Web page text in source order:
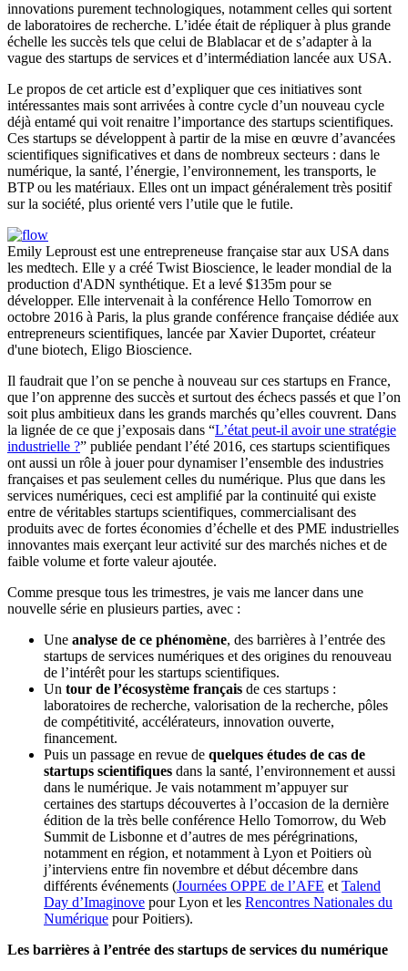
innovations purement technologiques, notamment celles qui sortent
de laboratoires de recherche. L’idée était de répliquer à plus grande
échelle les succès tels que celui de Blablacar et de s’adapter à la
vague des startups de services et d’intermédiation lancée aux USA.
Le propos de cet article est d’expliquer que ces initiatives sont
intéressantes mais sont arrivées à contre cycle d’un nouveau cycle
déjà entamé qui voit renaitre l’importance des startups scientifiques.
Ces startups se développent à partir de la mise en œuvre d’avancées
scientifiques significatives et dans de nombreux secteurs : dans le
numérique, la santé, l’énergie, l’environnement, les transports, le
BTP ou les matériaux. Elles ont un impact généralement très positif
sur la société, plus orienté vers l’utile que le futile.
Emily Leproust est une entrepreneuse française star aux USA dans
les medtech. Elle y a créé Twist Bioscience, le leader mondial de la
production d'ADN synthétique. Et a levé $135m pour se
développer. Elle intervenait à la conférence Hello Tomorrow en
octobre 2016 à Paris, la plus grande conférence française dédiée aux
entrepreneurs scientifiques, lancée par Xavier Duportet, créateur
d'une biotech, Eligo Bioscience.
Il faudrait que l’on se penche à nouveau sur ces startups en France,
que l’on apprenne des succès et surtout des échecs passés et que l’on
soit plus ambitieux dans les grands marchés qu’elles couvrent. Dans
la lignée de ce que j’exposais dans “L’état peut-il avoir une stratégie
industrielle ?” publiée pendant l’été 2016, ces startups scientifiques
ont aussi un rôle à jouer pour dynamiser l’ensemble des industries
françaises et pas seulement celles du numérique. Plus que dans les
services numériques, ceci est amplifié par la continuité qui existe
entre de véritables startups scientifiques, commercialisant des
produits avec de fortes économies d’échelle et des PME industrielles
innovantes mais exerçant leur activité sur des marchés niches et de
faible volume et forte valeur ajoutée.
Comme presque tous les trimestres, je vais me lancer dans une
nouvelle série en plusieurs parties, avec :
Une analyse de ce phénomène, des barrières à l’entrée des
startups de services numériques et des origines du renouveau
de l’intérêt pour les startups scientifiques.
Un tour de l’écosystème français de ces startups :
laboratoires de recherche, valorisation de la recherche, pôles
de compétitivité, accélérateurs, innovation ouverte,
financement.
Puis un passage en revue de quelques études de cas de
startups scientifiques dans la santé, l’environnement et aussi
dans le numérique. Je vais notamment m’appuyer sur
certaines des startups découvertes à l’occasion de la dernière
édition de la très belle conférence Hello Tomorrow, du Web
Summit de Lisbonne et d’autres de mes pérégrinations,
notamment en région, et notamment à Lyon et Poitiers où
j’interviens entre fin novembre et début décembre dans
différents événements (Journées OPPE de l’AFE et Talend
Day d’Imaginove pour Lyon et les Rencontres Nationales du
Numérique pour Poitiers).
Les barrières à l’entrée des startups de services du numérique